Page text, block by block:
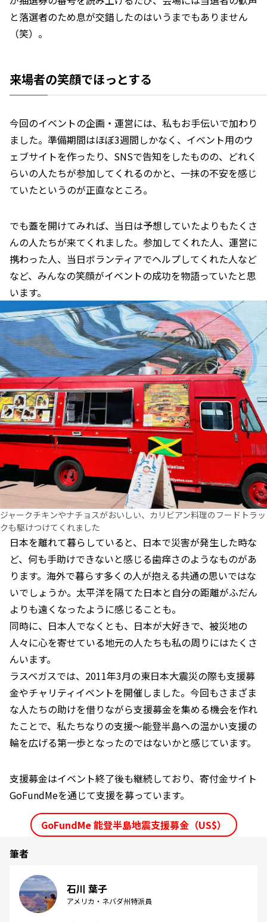
と落選者のため息が交錯したのはいうまでもありません
（笑）。
来場者の笑顔でほっとする
今回のイベントの企画・運営には、私もお手伝いで加わり
ました。準備期間はほぼ3週間しかなく、イベント用のウ
ェブサイトを作ったり、SNSで告知をしたものの、どれく
らいの人たちが参加してくれるのかと、一抹の不安を感じ
ていたというのが正直なところ。
でも蓋を開けてみれば、当日は予想していたよりもたくさ
んの人たちが来てくれました。参加してくれた人、運営に
携わった人、当日ボランティアでヘルプしてくれた人など
など、みんなの笑顔がイベントの成功を物語っていたと思
います。
ジャークチキンやナチョスがおいしい、カリビアン料理のフードトラッ
クも駆けつけてくれました
日本を離れて暮らしていると、日本で災害が発生した時な
ど、何も手助けできないと感じる歯痒さのようなものがあ
ります。海外で暮らす多くの人が抱える共通の思いではな
いでしょうか。太平洋を隔てた日本と自分の距離がふだん
よりも遠くなったように感じることも。
同時に、日本人でなくとも、日本が大好きで、被災地の
人々に心を寄せている地元の人たちも私の周りにはたくさ
んいます。
ラスベガスでは、2011年3月の東日本大震災の際も支援募
金やチャリティイベントを開催しました。今回もさまざま
な人たちの助けを借りながら支援募金を集める機会を作れ
たことで、私たちなりの支援〜能登半島への温かい支援の
輪を広げる第一歩となったのではないかと感じています。
支援募金はイベント終了後も継続しており、寄付金サイト
GoFundMeを通じて支援を募っています。
GoFundMe 能登半島地震支援募金（US$）
筆者
石川 葉子
アメリカ・ネバダ州特派員